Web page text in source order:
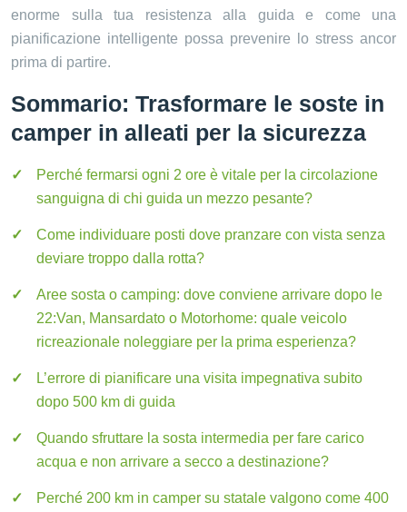
enorme sulla tua resistenza alla guida e come una
pianificazione intelligente possa prevenire lo stress ancor
prima di partire.
Sommario: Trasformare le soste in
camper in alleati per la sicurezza
Perché fermarsi ogni 2 ore è vitale per la circolazione
sanguigna di chi guida un mezzo pesante?
Come individuare posti dove pranzare con vista senza
deviare troppo dalla rotta?
Aree sosta o camping: dove conviene arrivare dopo le
22:Van, Mansardato o Motorhome: quale veicolo
ricreazionale noleggiare per la prima esperienza?
L’errore di pianificare una visita impegnativa subito
dopo 500 km di guida
Quando sfruttare la sosta intermedia per fare carico
acqua e non arrivare a secco a destinazione?
Perché 200 km in camper su statale valgono come 400